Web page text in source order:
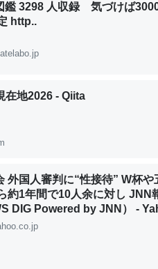
表】昆虫学の大問題＝「昆虫はなぜ海
ルシウムも酸素も不足してて両
い。海にいる鋏角類（カブトガニ
とカルシウムを大量に使う脊椎動
鑑 3298 人収録 気づけば
http..
在地2026 - Qiita
外国人審判に“性接待” W杯や
約1年間で10人余に対し JNN
DIG Powered by JNN） -